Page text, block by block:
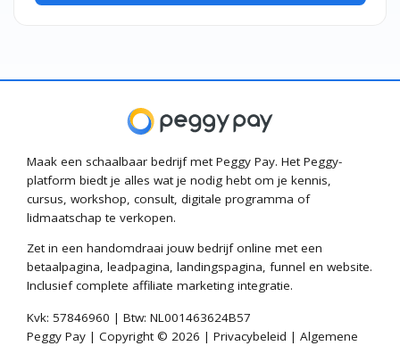
Maak een schaalbaar bedrijf met Peggy Pay. Het Peggy-
platform biedt je alles wat je nodig hebt om je kennis,
cursus, workshop, consult, digitale programma of
lidmaatschap te verkopen.
Zet in een handomdraai jouw bedrijf online met een
betaalpagina, leadpagina, landingspagina, funnel en website.
Inclusief complete affiliate marketing integratie.
Kvk: 57846960 | Btw: NL001463624B57
Peggy Pay | Copyright © 2026 | Privacybeleid | Algemene